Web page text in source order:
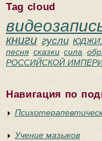
Tag cloud
книги гусли
песня сказки сила
РОССИЙСКОЙ
Навигация по
Учение мазыков